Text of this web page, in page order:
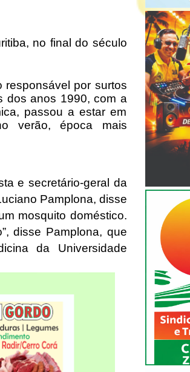
no final do século
por surtos
dos anos 1990, com a
passou a estar em
verão, época mais
e secretário-geral da
Pamplona, disse
mosquito doméstico.
disse Pamplona, que
da Universidade